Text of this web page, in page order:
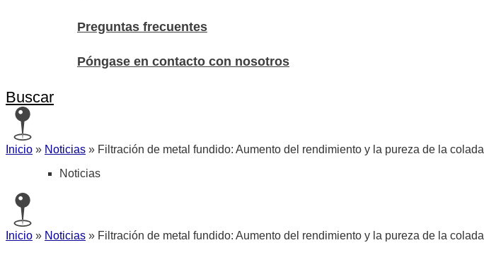
Preguntas frecuentes
Póngase en contacto con nosotros
Buscar
Inicio » Noticias » Filtración de metal fundido: Aumento del rendimiento y la pureza de la colada
Noticias
Inicio » Noticias » Filtración de metal fundido: Aumento del rendimiento y la pureza de la colada